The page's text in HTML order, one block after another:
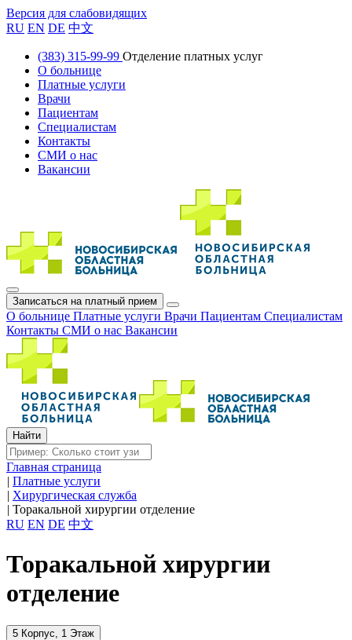
Версия для слабовидящих
RU EN DE 中文
(383) 315-99-99 Отделение платных услуг
О больнице
Платные услуги
Врачи
Пациентам
Специалистам
Контакты
СМИ о нас
Вакансии
Записаться на платный прием
О больнице Платные услуги Врачи Пациентам Специалистам
Контакты СМИ о нас Вакансии
Главная страница
| Платные услуги
| Хирургическая служба
| Торакальной хирургии отделение
RU EN DE 中文
Торакальной хирургии
отделение
5 Корпус, 1 Этаж